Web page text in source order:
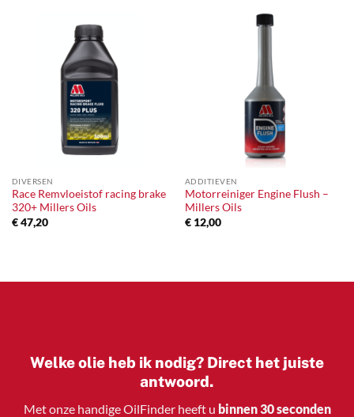
DIVERSEN
Race Remvloeistof racing brake
320+ Millers Oils
€47,20
ADDITIEVEN
Motorreiniger Engine Flush –
Millers Oils
€12,00
Welke olie heb ik nodig? Direct het juiste
antwoord.
Met onze handige OilFinder heeft u binnen 30 seconden